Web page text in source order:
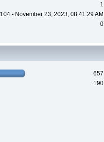
1
104 - November 23, 2023, 08:41:29 AM
0
657
190